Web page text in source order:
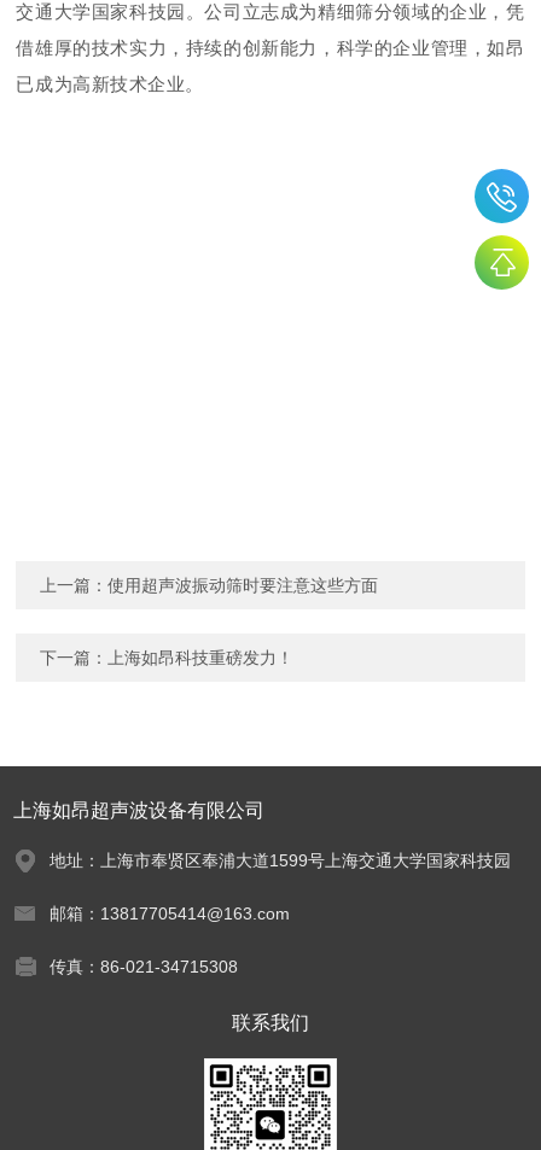
交通大学国家科技园。公司立志成为精细筛分领域的企业，凭
借雄厚的技术实力，持续的创新能力，科学的企业管理，如昂
已成为高新技术企业。
上一篇：使用超声波振动筛时要注意这些方面
下一篇： 上海如昂科技重磅发力！
上海如昂超声波设备有限公司
地址：上海市奉贤区奉浦大道1599号上海交通大学国家科技园
邮箱：13817705414@163.com
传真：86-021-34715308
联系我们